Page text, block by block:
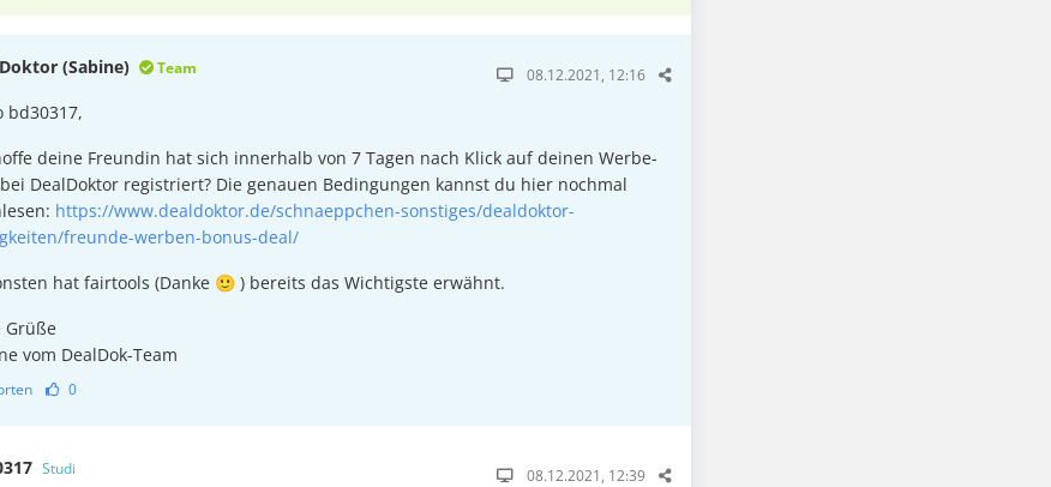
(Sabine) Team 08.12.2021, 12:16
bd30317,
deine Freundin hat sich innerhalb von 7 Tagen nach Klick auf deinen Werbe-
DealDoktor registriert? Die genauen Bedingungen kannst du hier nochmal
https://www.dealdoktor.de/schnaeppchen-sonstiges/dealdoktor-
freunde-werben-bonus-deal/
hat fairtools (Danke 🙂 ) bereits das Wichtigste erwähnt.
Grüße
vom DealDok-Team
0
Studi 08.12.2021, 12:39